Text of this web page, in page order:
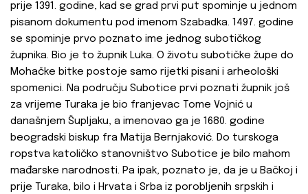
prije 1391. godine, kad se grad prvi put spominje u jednom
pisanom dokumentu pod imenom Szabadka. 1497. godine
se spominje prvo poznato ime jednog subotičkog
župnika. Bio je to župnik Luka. O životu subotičke župe do
Mohačke bitke postoje samo rijetki pisani i arheološki
spomenici. Na području Subotice prvi poznati župnik još
za vrijeme Turaka je bio franjevac Tome Vojnić u
današnjem Šupljaku, a imenovao ga je 1680. godine
beogradski biskup fra Matija Bernjaković. Do turskoga
ropstva katoličko stanovništvo Subotice je bilo mahom
mađarske narodnosti. Pa ipak, poznato je, da je u Bačkoj i
prije Turaka, bilo i Hrvata i Srba iz porobljenih srpskih i